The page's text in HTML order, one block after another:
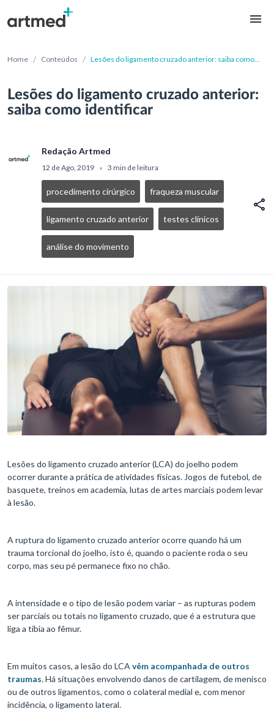
Home / Conteúdos / Lesões do ligamento cruzado anterior: saiba como
Lesões do ligamento cruzado anterior:
saiba como identificar
Redação Artmed
12 de Ago, 2019 • 3 min de leitura
procedimento cirúrgico fraqueza muscular
ligamento cruzado anterior testes clínicos
análise do movimento
Lesões do ligamento cruzado anterior (LCA) do joelho podem
ocorrer durante a prática de atividades físicas. Jogos de futebol, de
basquete, treinos em academia, lutas de artes marciais podem levar
à lesão.
A ruptura do ligamento cruzado anterior ocorre quando há um
trauma torcional do joelho, isto é, quando o paciente roda o seu
corpo, mas seu pé permanece fixo no chão.
A intensidade e o tipo de lesão podem variar – as rupturas podem
ser parciais ou totais no ligamento cruzado, que é a estrutura que
liga a tíbia ao fêmur.
Em muitos casos, a lesão do LCA vêm acompanhada de outros
traumas. Há situações envolvendo danos de cartilagem, de menisco
ou de outros ligamentos, como o colateral medial e, com menor
incidência, o ligamento lateral.